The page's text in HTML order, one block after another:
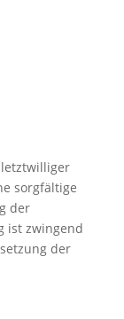
sorgfältige
der
ist zwingend
der